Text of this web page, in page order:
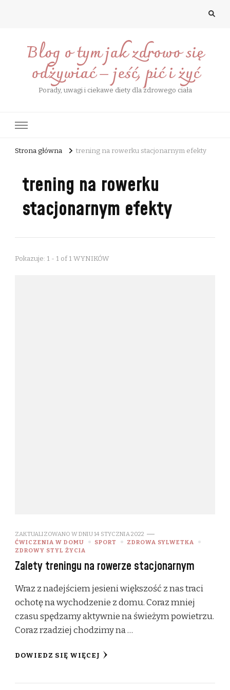
Blog o tym jak zdrowo się
odżywiać – jeść, pić i żyć
Porady, uwagi i ciekawe diety dla zdrowego ciała
Strona główna trening na rowerku stacjonarnym efekty
trening na rowerku
stacjonarnym efekty
Pokazuje: 1 - 1 of 1 WYNIKÓW
ZAKTUALIZOWANO W DNIU14 STYCZNIA 2022
ĆWICZENIA W DOMU
SPORT
ZDROWA SYLWETKA
ZDROWY STYL ŻYCIA
Zalety treningu na rowerze stacjonarnym
Wraz z nadejściem jesieni większość z nas traci
ochotę na wychodzenie z domu. Coraz mniej
czasu spędzamy aktywnie na świeżym powietrzu.
Coraz rzadziej chodzimy na …
DOWIEDZ SIĘ WIĘCEJ